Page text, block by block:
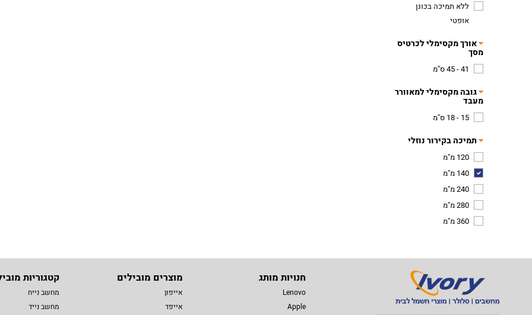
ללא תמיכה בכונן
אופטי
אורך מקסימלי לכרטיס
מסך
41 - 45 ס''מ
גובה מקסימלי למאוורר
מעבד
15 - 18 ס''מ
תמיכה בקירור נוזלי
120 מ''מ
140 מ''מ
240 מ''מ
280 מ''מ
360 מ''מ
חנויות מותג
Lenovo
Apple
מוצרים מובילים
אייפון
אייפד
קטגוריות
מחשב נייח
מחשב נייד